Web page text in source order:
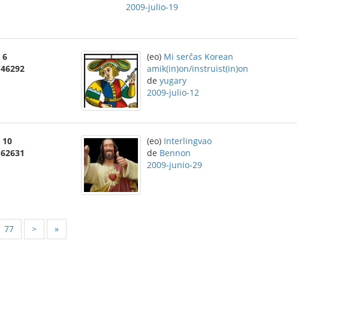
2009-julio-19
6
46292
(eo) Mi serĉas Korean
amik(in)on/instruist(in)on
de yugary
2009-julio-12
10
62631
(eo) Interlingvao
de Bennon
2009-junio-29
77 > »